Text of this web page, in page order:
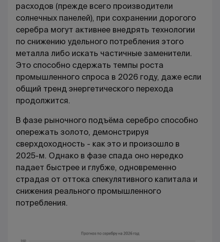
расходов (прежде всего производители
солнечных панелей), при сохранении дорогого
серебра могут активнее внедрять технологии
по снижению удельного потребления этого
металла либо искать частичные заменители.
Это способно сдержать темпы роста
промышленного спроса в 2026 году, даже если
общий тренд энергетического перехода
продолжится.
В фазе рыночного подъёма серебро способно
опережать золото, демонстрируя
сверхдоходность - как это и произошло в
2025-м. Однако в фазе спада оно нередко
падает быстрее и глубже, одновременно
страдая от оттока спекулятивного капитала и
снижения реального промышленного
потребления.